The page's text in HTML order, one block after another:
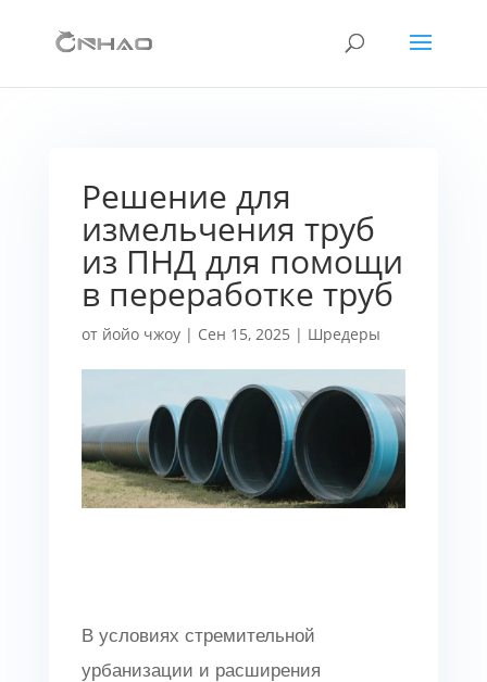
Решение для
измельчения труб
из ПНД для помощи
в переработке труб
от йойо чжоу| Сен 15, 2025 | Шредеры
В условиях стремительной
урбанизации и расширения